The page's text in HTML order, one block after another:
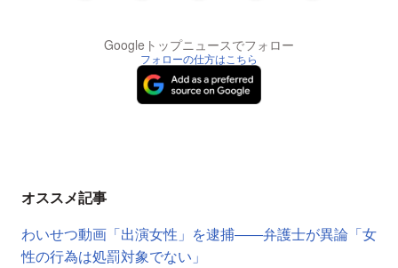
Googleトップニュースでフォロー
フォローの仕方はこちら
オススメ記事
わいせつ動画「出演女性」を逮捕――弁護士が異論「女
性の行為は処罰対象でない」